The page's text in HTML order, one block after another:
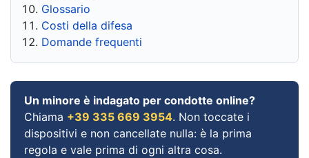
Glossario
Costi della difesa
Domande frequenti
Un minore è indagato per condotte online?
Chiama +39 335 669 3954. Non toccate i
dispositivi e non cancellate nulla: è la prima
regola e vale prima di ogni altra cosa.